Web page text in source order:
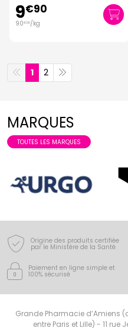
9€90
90€00/kg
1 2
MARQUES
TOUTES LES MARQUES
Origine des produits certifiée
par le Ministère de la Santé
Paiement en ligne simple et
100% sécurisé
Grande Pharmacie d’Amiens
entre Paris et Lille) - 11